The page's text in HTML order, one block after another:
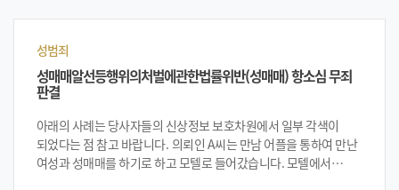
성범죄
성매매알선등행위의처벌에관한법률위반(성매매) 항소심 무죄
판결
아래의 사례는 당사자들의 신상정보 보호차원에서 일부 각색이
되었다는 점 참고 바랍니다. 의뢰인 A씨는 만남 어플을 통하여 만난
여성과 성매매를 하기로 하고 모텔로 들어갔습니다. 모텔에서